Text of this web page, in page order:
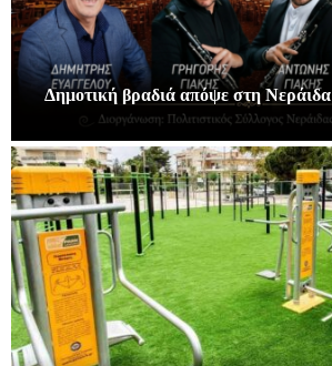
Δημοτική βραδιά απόψε στη Νεράιδα